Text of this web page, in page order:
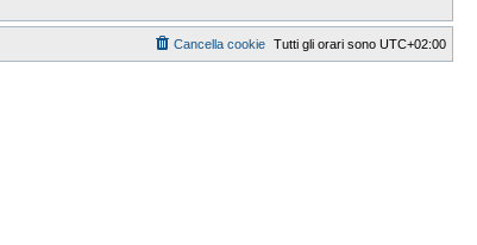
Tutti gli orari sono UTC+02:00
Cancella cookie